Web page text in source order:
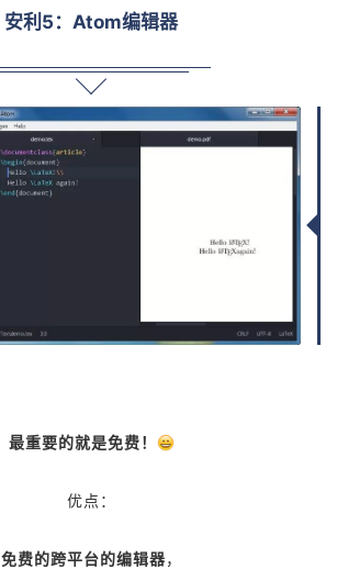
安利5：Atom编辑器
最重要的就是免费！
优点：
免费的跨平台的编辑器，